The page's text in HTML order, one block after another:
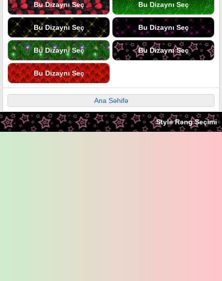
Bu Dizaynı Seç Bu Dizaynı Seç
Bu Dizaynı Seç Bu Dizaynı Seç
Bu Dizaynı Seç Bu Dizaynı Seç
Bu Dizaynı Seç
Ana Səhifə
Style Rəng Seçimi